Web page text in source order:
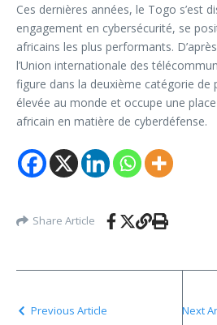
Ces dernières années, le Togo s’est
engagement en cybersécurité, se
africains les plus performants.
l’Union internationale des
figure dans la deuxième catégorie de
élevée au monde et occupe une
africain en matière de cyberdéfense.
Share Article
Previous Article Next